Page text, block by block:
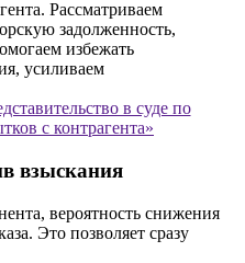
в суде по
с контрагента»
взыскания
вероятность снижения
Это позволяет сразу